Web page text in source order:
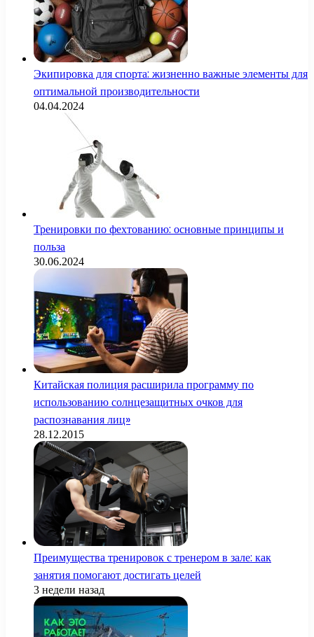
Экипировка для спорта: жизненно важные элементы для
оптимальной производительности
04.04.2024
Тренировки по фехтованию: основные принципы и
польза
30.06.2024
Китайская полиция расширила программу по
использованию солнцезащитных очков для
распознавания лиц»
28.12.2015
Преимущества тренировок с тренером в зале: как
занятия помогают достигать целей
3 недели назад